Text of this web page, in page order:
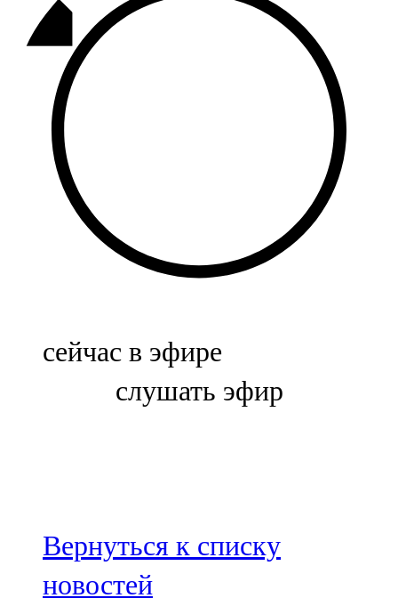
Базарлы матак
107,1 FM
Балык бистәсе
104,9 FM
Баулы
107,5 FM
Биләр
Болгар
100,3 FM
Зәй
сейчас в эфире
слушать эфир
Вернуться к списку
новостей